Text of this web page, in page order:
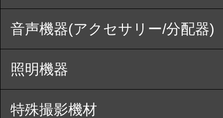
音声機器(アクセサリー/分配器)
照明機器
特殊撮影機材